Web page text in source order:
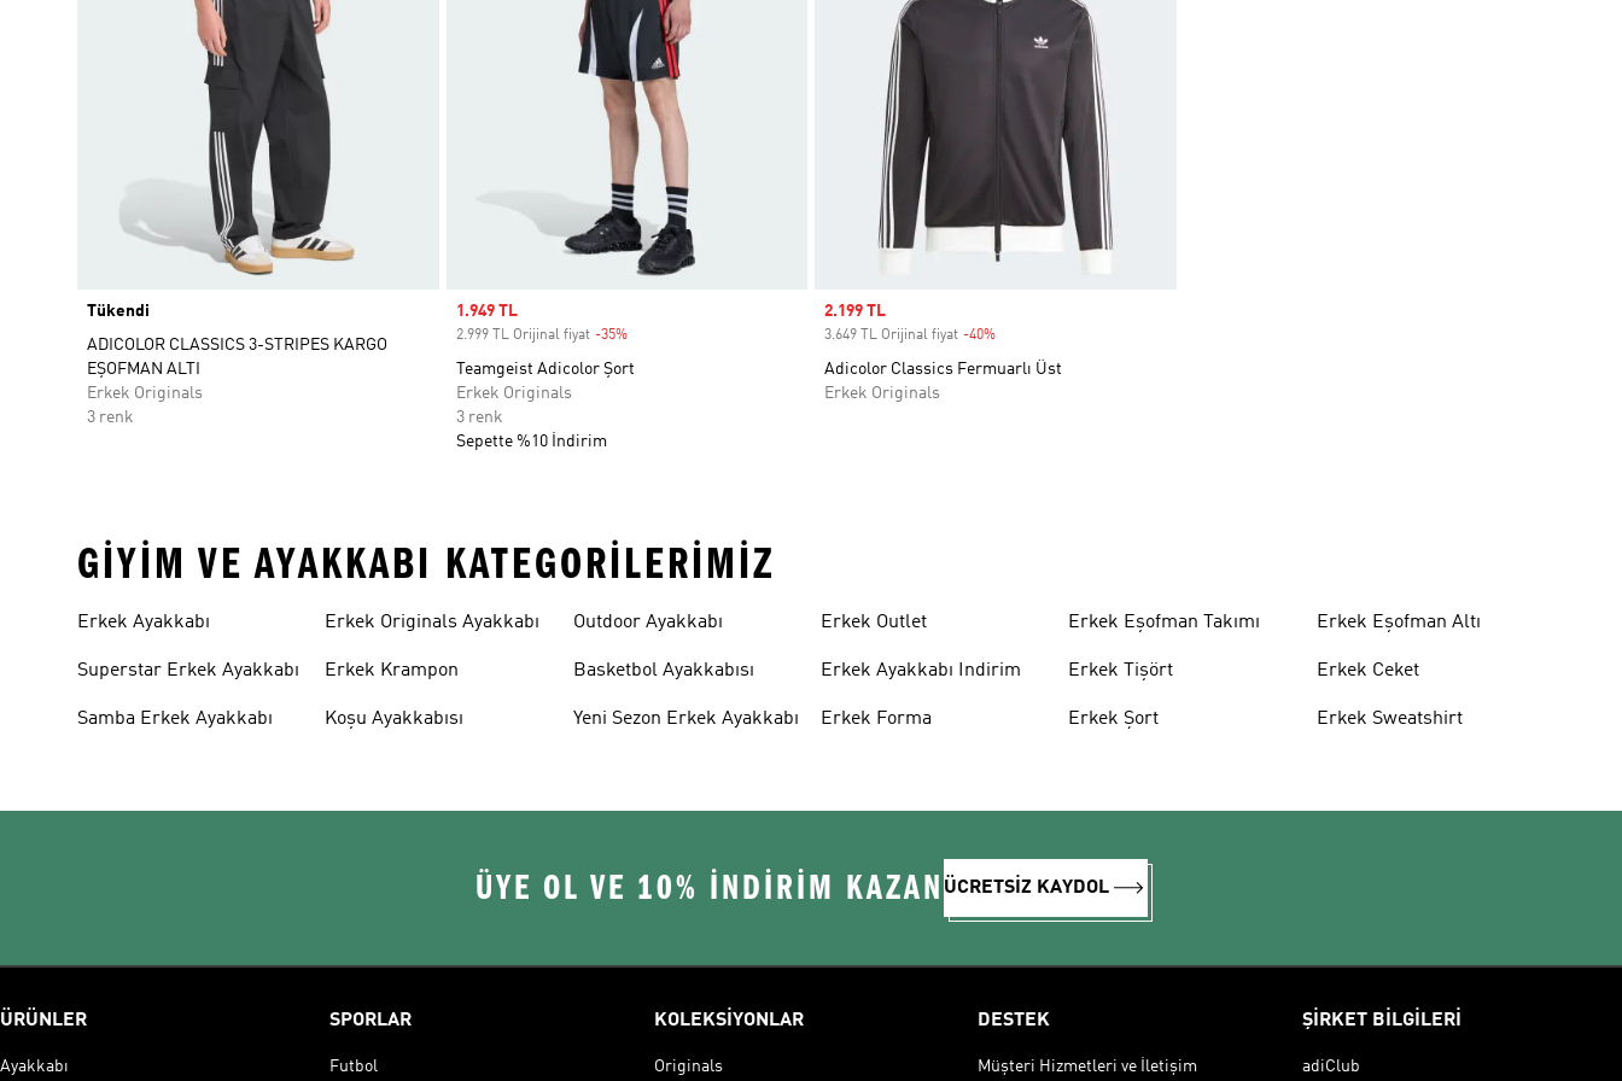
Tükendi
ADICOLOR CLASSICS 3-STRIPES KARGO
EŞOFMAN ALTI
Erkek Originals
3 renk
Sale price
1.949 TL
2.999 TL Orijinal fiyat -35%Discount
Teamgeist Adicolor Şort
Erkek Originals
3 renk
Sepette %10 İndirim
Sale price
2.199 TL
3.649 TL Orijinal fiyat -40%
Adicolor Classics Fermuarlı Üst
Erkek Originals
GIYIM VE AYAKKABI KATEGORILERIMIZ
Erkek Ayakkabı
Superstar Erkek Ayakkabı
Samba Erkek Ayakkabı
Erkek Originals Ayakkabı
Erkek Krampon
Koşu Ayakkabısı
Outdoor Ayakkabı
Basketbol Ayakkabısı
Yeni Sezon Erkek Ayakkabı
Erkek Outlet
Erkek Ayakkabı Indirim
Erkek Forma
Erkek Eşofman Takımı
Erkek Tişört
Erkek Şort
Erkek Eşofman Altı
Erkek Ceket
Erkek Sweatshirt
ÜYE OL VE 10% İNDİRİM KAZAN ÜCRETSİZ KAYDOL
ÜRÜNLER
Ayakkabı
SPORLAR
Futbol
KOLEKSİYONLAR
Originals
DESTEK
Müşteri Hizmetleri ve İletişim
ŞİRKET BİLGİLERİ
adiClub